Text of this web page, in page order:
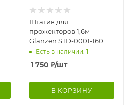
Штатив для
прожекторов 1,6м
Glanzen STD-0001-160
Есть в наличии: 1
1 750 ₽/шт
В КОРЗИНУ